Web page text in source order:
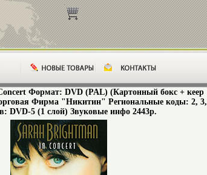
Формат: DVD (PAL) (Картонный бокс + кеер
Фирма "Никитин" Региональные коды: 2, 3,
DVD-5 (1 слой) Звуковые инфо 2443p.